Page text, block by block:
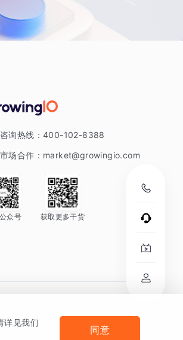
咨询热线： 400-102-8388
市场合作： market@growingio.com
众号 获取更多干货
法律声明及隐私条款
详见我们
同意